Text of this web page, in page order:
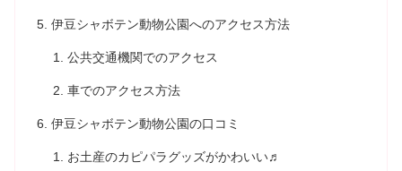
伊豆シャボテン動物公園へのアクセス方法
公共交通機関でのアクセス
車でのアクセス方法
伊豆シャボテン動物公園の口コミ
お土産のカピパラグッズがかわいい♬